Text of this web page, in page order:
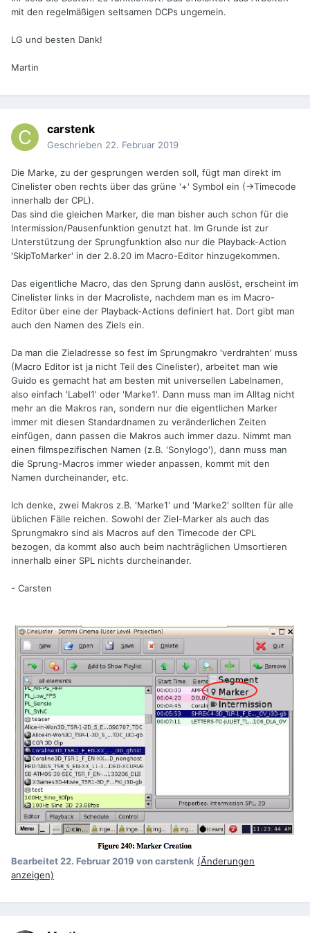
mit den regelmäßigen seltsamen DCPs ungemein.
LG und besten Dank!
Martin
carstenk
Geschrieben 22. Februar 2019
Die Marke, zu der gesprungen werden soll, fügt man direkt im
Cinelister oben rechts über das grüne '+' Symbol ein (->Timecode
innerhalb der CPL).
Das sind die gleichen Marker, die man bisher auch schon für die
Intermission/Pausenfunktion genutzt hat. Im Grunde ist zur
Unterstützung der Sprungfunktion also nur die Playback-Action
'SkipToMarker' in der 2.8.20 im Macro-Editor hinzugekommen.
Das eigentliche Macro, das den Sprung dann auslöst, erscheint im
Cinelister links in der Macroliste, nachdem man es im Macro-
Editor über eine der Playback-Actions definiert hat. Dort gibt man
auch den Namen des Ziels ein.
Da man die Zieladresse so fest im Sprungmakro 'verdrahten' muss
(Macro Editor ist ja nicht Teil des Cinelister), arbeitet man wie
Guido es gemacht hat am besten mit universellen Labelnamen,
also einfach 'Label1' oder 'Marke1'. Dann muss man im Alltag nicht
mehr an die Makros ran, sondern nur die eigentlichen Marker
immer mit diesen Standardnamen zu veränderlichen Zeiten
einfügen, dann passen die Makros auch immer dazu. Nimmt man
einen filmspezifischen Namen (z.B. 'Sonylogo'), dann muss man
die Sprung-Macros immer wieder anpassen, kommt mit den
Namen durcheinander, etc.
Ich denke, zwei Makros z.B. 'Marke1' und 'Marke2' sollten für alle
üblichen Fälle reichen. Sowohl der Ziel-Marker als auch das
Sprungmakro sind als Macros auf den Timecode der CPL
bezogen, da kommt also auch beim nachträglichen Umsortieren
innerhalb einer SPL nichts durcheinander.
- Carsten
Bearbeitet 22. Februar 2019 von carstenk (Änderungen
anzeigen)